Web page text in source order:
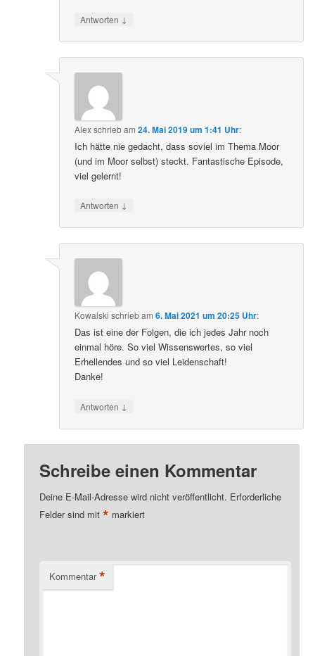
Antworten ↓
Alexschriebam24. Mai 2019 um 1:41 Uhr:
Ich hätte nie gedacht, dass soviel im Thema Moor
(und im Moor selbst) steckt. Fantastische Episode,
viel gelernt!
Antworten ↓
Kowalski schriebam6. Mai 2021 um 20:25 Uhr:
Das ist eine der Folgen, die ich jedes Jahr noch
einmal höre. So viel Wissenswertes, so viel
Erhellendes und so viel Leidenschaft!
Danke!
Antworten ↓
Schreibe einen Kommentar
Deine E-Mail-Adresse wird nicht veröffentlicht. Erforderliche
Felder sind mit* markiert
Kommentar *